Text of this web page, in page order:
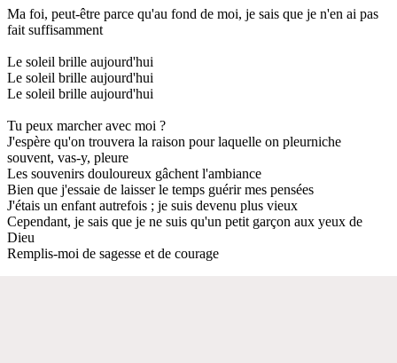
Ma foi, peut-être parce qu'au fond de moi, je sais que je n'en ai pas
fait suffisamment
Le soleil brille aujourd'hui
Le soleil brille aujourd'hui
Le soleil brille aujourd'hui
Tu peux marcher avec moi ?
J'espère qu'on trouvera la raison pour laquelle on pleurniche
souvent, vas-y, pleure
Les souvenirs douloureux gâchent l'ambiance
Bien que j'essaie de laisser le temps guérir mes pensées
J'étais un enfant autrefois ; je suis devenu plus vieux
Cependant, je sais que je ne suis qu'un petit garçon aux yeux de
Dieu
Remplis-moi de sagesse et de courage